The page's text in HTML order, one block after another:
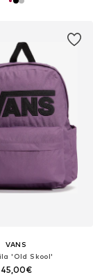
VANS
'Old Skool'
45,00€